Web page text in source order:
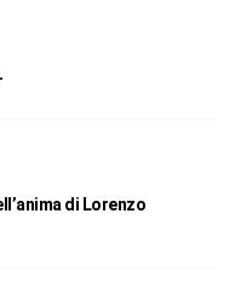
di Lorenzo